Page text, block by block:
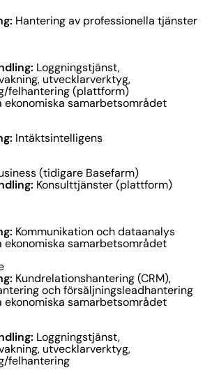
Hantering av professionella tjänster
Loggningstjänst,
utvecklarverktyg,
felhantering (plattform)
ekonomiska samarbetsområdet
Intäktsintelligens
(tidigare Basefarm)
Konsulttjänster (plattform)
Kommunikation och dataanalys
ekonomiska samarbetsområdet
Kundrelationshantering (CRM),
och försäljningsleadhantering
ekonomiska samarbetsområdet
Loggningstjänst,
utvecklarverktyg,
felhantering